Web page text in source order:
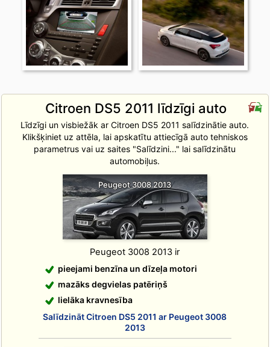
Citroen DS5 2011 līdzīgi auto
Līdzīgi un visbiežāk ar Citroen DS5 2011 salīdzinātie auto.
Klikšķiniet uz attēla, lai apskatītu attiecīgā auto tehniskos
parametrus vai uz saites "Salīdzini..." lai salīdzinātu
automobiļus.
Peugeot 3008 2013
Peugeot 3008 2013 ir
pieejami benzīna un dīzeļa motori
mazāks degvielas patēriņš
lielāka kravnesība
Salīdzināt Citroen DS5 2011 ar Peugeot 3008
2013